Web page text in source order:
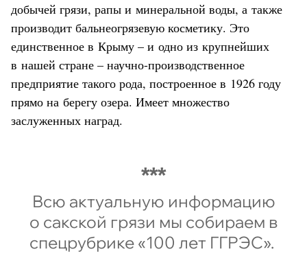
добычей грязи, рапы и минеральной воды, а также
производит бальнеогрязевую косметику. Это
единственное в Крыму – и одно из крупнейших
в нашей стране – научно-производственное
предприятие такого рода, построенное в 1926 году
прямо на берегу озера. Имеет множество
заслуженных наград.
Всю актуальную информацию
о сакской грязи мы собираем в
спецрубрике «100 лет ГГРЭС».